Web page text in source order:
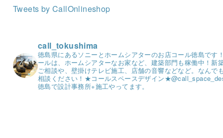
Tweets by CallOnlineshop
call_tokushima
徳島県にあるソニーとホームシアターのお店コール徳島です
ールは、ホームシアターなお家など、建築部門も稼働中！ 新
ご相談や、壁掛けテレビ施工、店舗の音響などなど。 なんで
相談ください！ ★コールスペースデザイン★
徳島で設計事務所+施工やってます。